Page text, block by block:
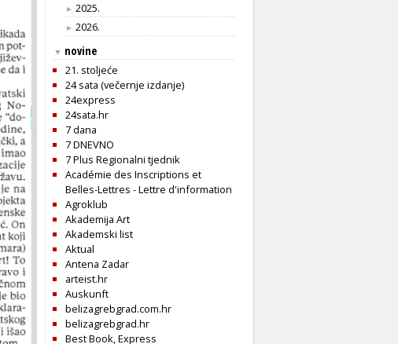
► 2025.
► 2026.
▼ novine
21. stoljeće
24 sata (večernje izdanje)
24express
24sata.hr
7 dana
7 DNEVNO
7 Plus Regionalni tjednik
Académie des Inscriptions et
Belles-Lettres - Lettre d'information
Agroklub
Akademija Art
Akademski list
Aktual
Antena Zadar
arteist.hr
Auskunft
belizagrebgrad.com.hr
belizagrebgrad.hr
Best Book, Express